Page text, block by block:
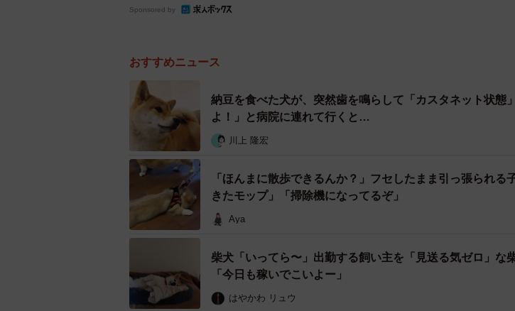
Sponsored by
おすすめニュース
納豆を食べた犬が、突然歯を鳴らして「カスタネット状
よ！」と病院に連れて行くと…
川上 隆宏
「ほんまに散歩できるんか？」フセしたまま引っ張られ
きたモップ」「掃除機になってるぞ」
Aya
柴犬「いってら〜」出勤する飼い主を「見送る気ゼロ」な
「今日も稼いでこいよー」
はやかわ リュウ